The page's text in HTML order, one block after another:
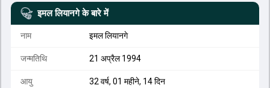
इमल लियानगे के बारे में
नाम इमल लियानगे
जन्मतिथि 21 अप्रैल 1994
आयु 32 वर्ष, 01 महीने, 14 दिन